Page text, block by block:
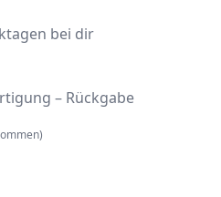
bei dir
– Rückgabe